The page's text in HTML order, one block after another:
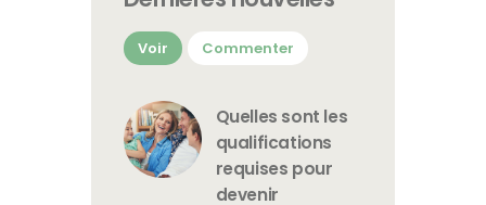
Voir Commenter
Quelles sont les
qualifications
requises pour
devenir